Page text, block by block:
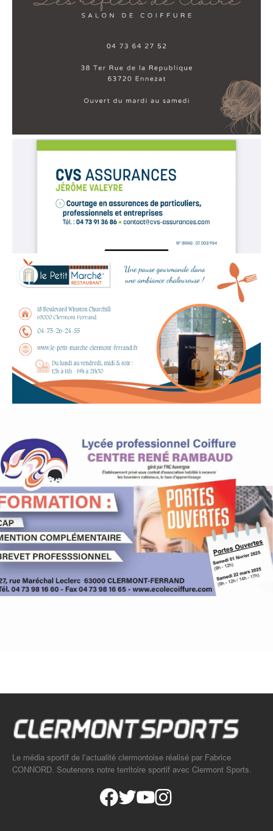
Le média sportif de l’actualité clermontoise réalisé par Fabrice
CONNORD. Soutenons notre territoire sportif avec Clermont Sports.